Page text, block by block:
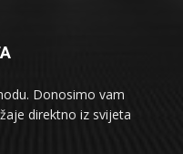
Donosimo vam
direktno iz svijeta